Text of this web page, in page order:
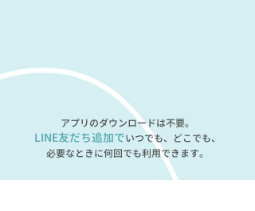
アプリのダウンロードは不要。
LINE友だち追加でいつでも、どこでも、
必要なときに何回でも利用できます。